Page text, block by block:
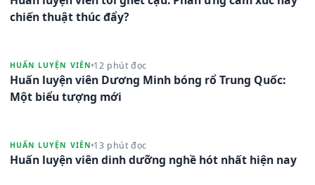
chiến thuật thúc đẩy?
HUẤN LUYỆN VIÊN 12 phút đọc
Huấn luyện viên Dương Minh bóng rổ Trung Quốc:
Một biểu tượng mới
HUẤN LUYỆN VIÊN 13 phút đọc
Huấn luyện viên dinh dưỡng nghề hót nhất hiện nay